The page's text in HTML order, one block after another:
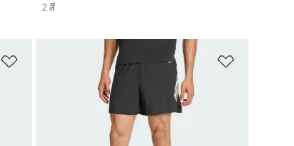
2 สี
เพิ่มไปยังรายการสินค้าโปรด